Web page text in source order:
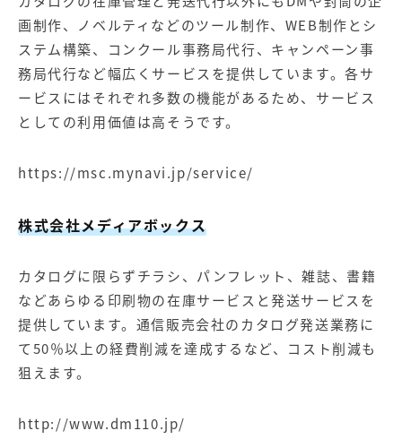
画制作、ノベルティなどのツール制作、WEB制作とシ
ステム構築、コンクール事務局代行、キャンペーン事
務局代行など幅広くサービスを提供しています。各サ
ービスにはそれぞれ多数の機能があるため、サービス
としての利用価値は高そうです。
https://msc.mynavi.jp/service/
株式会社メディアボックス
カタログに限らずチラシ、パンフレット、雑誌、書籍
などあらゆる印刷物の在庫サービスと発送サービスを
提供しています。通信販売会社のカタログ発送業務に
て50％以上の経費削減を達成するなど、コスト削減も
狙えます。
http://www.dm110.jp/